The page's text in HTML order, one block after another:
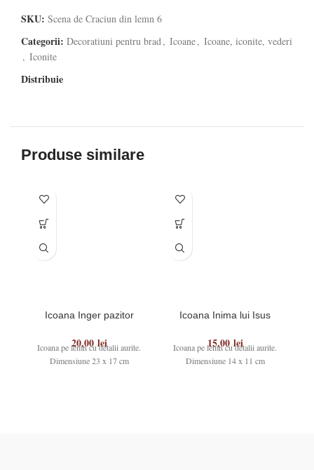
SKU: Scena de Craciun din lemn 6
Categorii: Decoratiuni pentru brad, Icoane, Icoane, iconite, vederi
, Iconite
Distribuie
Produse similare
Icoana Inger pazitor
20,00lei
Icoana pe lemn cu detalii aurite.
Dimensiune 23 x 17 cm
Icoana Inima lui Isus
15,00lei
Icoana pe lemn cu detalii aurite.
Dimensiune 14 x 11 cm